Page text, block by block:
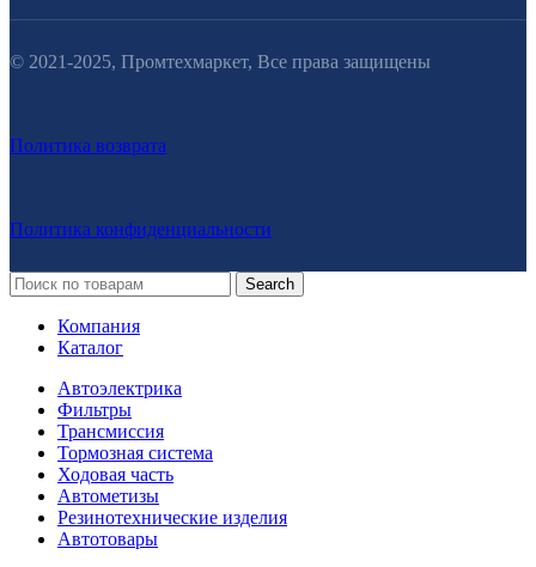
© 2021-2025, Промтехмаркет, Все права защищены
Политика возврата
Политика конфиденциальности
Search
Компания
Каталог
Автоэлектрика
Фильтры
Трансмиссия
Тормозная система
Ходовая часть
Автометизы
Резинотехнические изделия
Автотовары